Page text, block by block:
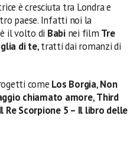
è cresciuta tra Londra e
paese. Infatti noi la
il volto di Babi nei film Tre
di te, tratti dai romanzi di
come Los Borgia,Non
chiamato amore,Third
Il Re Scorpione 5 – Il libro delle